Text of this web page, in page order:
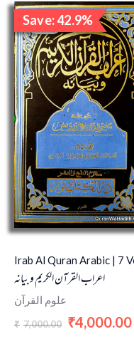
Save: 42.9%
Sale!
Irab Al Quran Arabic | 7
اعراب القرآن الکریم و بیانه
علوم القرآن
₹ 7,000.00
Original
price
was:
₹7,000.00.
₹4,000.00